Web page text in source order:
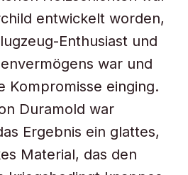
entwickelt worden,
Enthusiast und
war und
Kompromisse einging.
Duramold war
Ergebnis ein glattes,
Material, das den